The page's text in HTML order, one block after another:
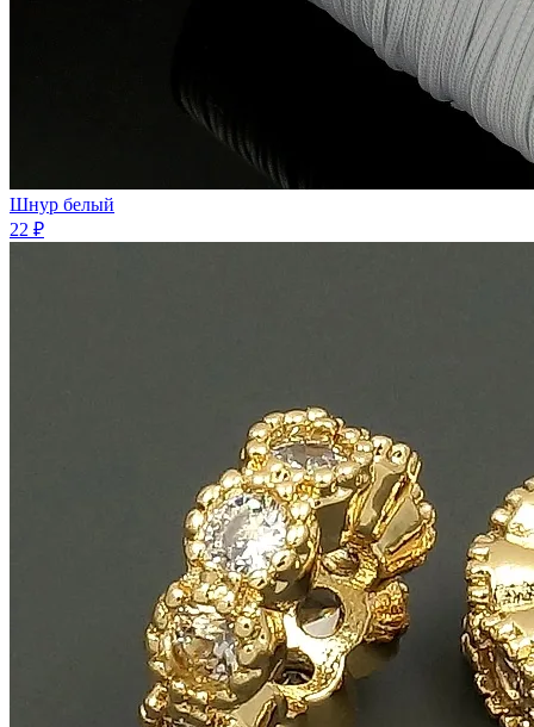
Шнур белый
22 ₽